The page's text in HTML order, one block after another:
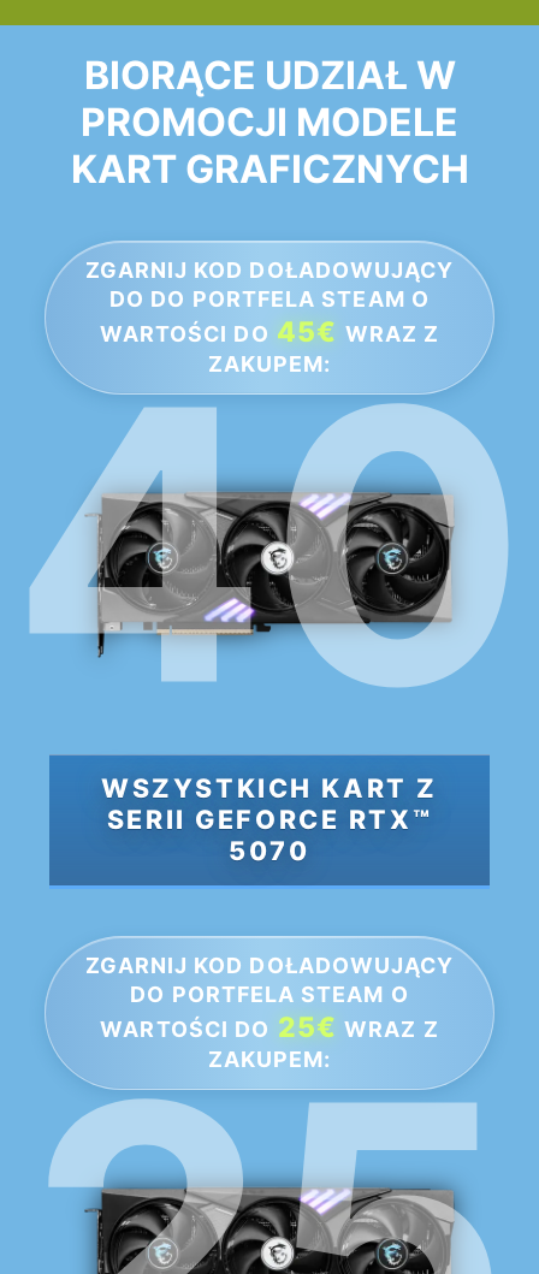
BIORĄCE UDZIAŁ W
PROMOCJI MODELE
KART GRAFICZNYCH
ZGARNIJ KOD DOŁADOWUJĄCY
DO DO PORTFELA STEAM O
WARTOŚCI DO 45€ WRAZ Z
ZAKUPEM:
WSZYSTKICH KART Z
SERII GEFORCE RTX™
5070
ZGARNIJ KOD DOŁADOWUJĄCY
DO PORTFELA STEAM O
WARTOŚCI DO 25€ WRAZ Z
ZAKUPEM: